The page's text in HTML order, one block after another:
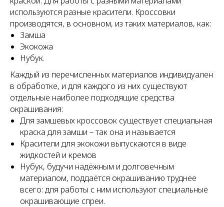
используются разные красители. Кроссовки
производятся, в основном, из таких материалов, как:
Замша
Экокожа
Нубук.
Каждый из перечисленных материалов индивидуален
в обработке, и для каждого из них существуют
отдельные наиболее подходящие средства
окрашивания:
Для замшевых кроссовок существует специальная
краска для замши – так она и называется
Красители для экокожи выпускаются в виде
жидкостей и кремов
Нубук, будучи надёжным и долговечным
материалом, поддаётся окрашиванию труднее
всего: для работы с ним используют специальные
окрашивающие спреи.